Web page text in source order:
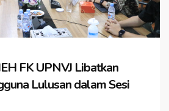
FK UPNVJ Libatkan
Lulusan dalam Sesi